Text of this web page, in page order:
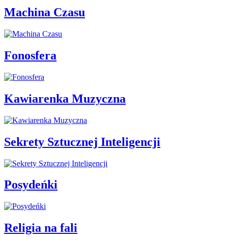
Machina Czasu
Fonosfera
Kawiarenka Muzyczna
Sekrety Sztucznej Inteligencji
Posydeńki
Religia na fali